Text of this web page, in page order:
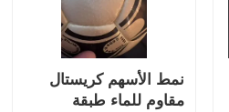
نمط الأسهم كريستال
مقاوم للماء طبقة